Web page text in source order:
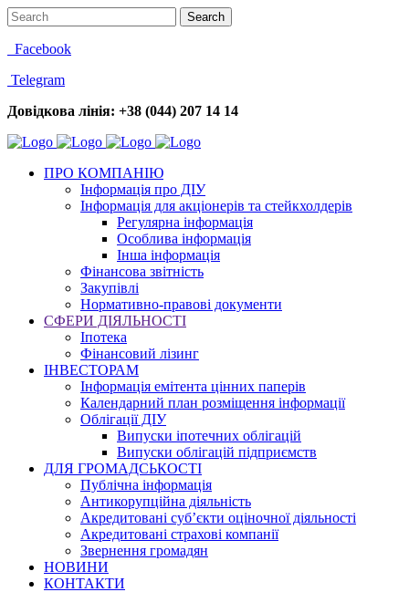
Facebook
Telegram
Довідкова лінія: +38 (044) 207 14 14
ПРО КОМПАНІЮ
Інформація про ДІУ
Інформація для акціонерів та стейкхолдерів
Регулярна інформація
Особлива інформація
Інша інформація
Фінансова звітність
Закупівлі
Нормативно-правові документи
СФЕРИ ДІЯЛЬНОСТІ
Іпотека
Фінансовий лізинг
ІНВЕСТОРАМ
Інформація емітента цінних паперів
Календарний план розміщення інформації
Облігації ДІУ
Випуски іпотечних облігацій
Випуски облігацій підприємств
ДЛЯ ГРОМАДСЬКОСТІ
Публічна інформація
Антикорупційна діяльність
Акредитовані суб’єкти оціночної діяльності
Акредитовані страхові компанії
Звернення громадян
НОВИНИ
КОНТАКТИ